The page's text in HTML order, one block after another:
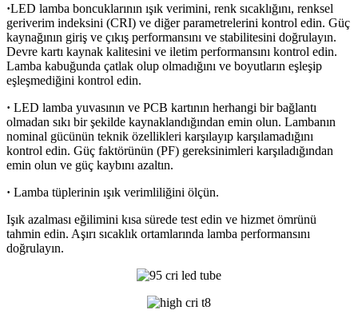
·LED lamba boncuklarının ışık verimini, renk sıcaklığını, renksel
geriverim indeksini (CRI) ve diğer parametrelerini kontrol edin. Güç
kaynağının giriş ve çıkış performansını ve stabilitesini doğrulayın.
Devre kartı kaynak kalitesini ve iletim performansını kontrol edin.
Lamba kabuğunda çatlak olup olmadığını ve boyutların eşleşip
eşleşmediğini kontrol edin.
· LED lamba yuvasının ve PCB kartının herhangi bir bağlantı
olmadan sıkı bir şekilde kaynaklandığından emin olun. Lambanın
nominal gücünün teknik özellikleri karşılayıp karşılamadığını
kontrol edin. Güç faktörünün (PF) gereksinimleri karşıladığından
emin olun ve güç kaybını azaltın.
· Lamba tüplerinin ışık verimliliğini ölçün.
Işık azalması eğilimini kısa sürede test edin ve hizmet ömrünü
tahmin edin. Aşırı sıcaklık ortamlarında lamba performansını
doğrulayın.